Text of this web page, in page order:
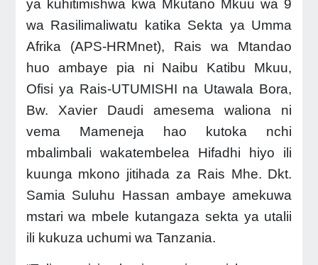
ya kuhitimishwa kwa Mkutano Mkuu wa 9
wa Rasilimaliwatu katika Sekta ya Umma
Afrika (APS-HRMnet), Rais wa Mtandao
huo ambaye pia ni Naibu Katibu Mkuu,
Ofisi ya Rais-UTUMISHI na Utawala Bora,
Bw. Xavier Daudiamesema waliona ni
vema Mameneja hao kutoka nchi
mbalimbali wakatembelea Hifadhi hiyo ili
kuunga mkono jitihada za Rais Mhe. Dkt.
Samia Suluhu Hassan ambaye amekuwa
mstari wa mbele kutangaza sekta ya utalii
ili kukuza uchumi wa Tanzania.